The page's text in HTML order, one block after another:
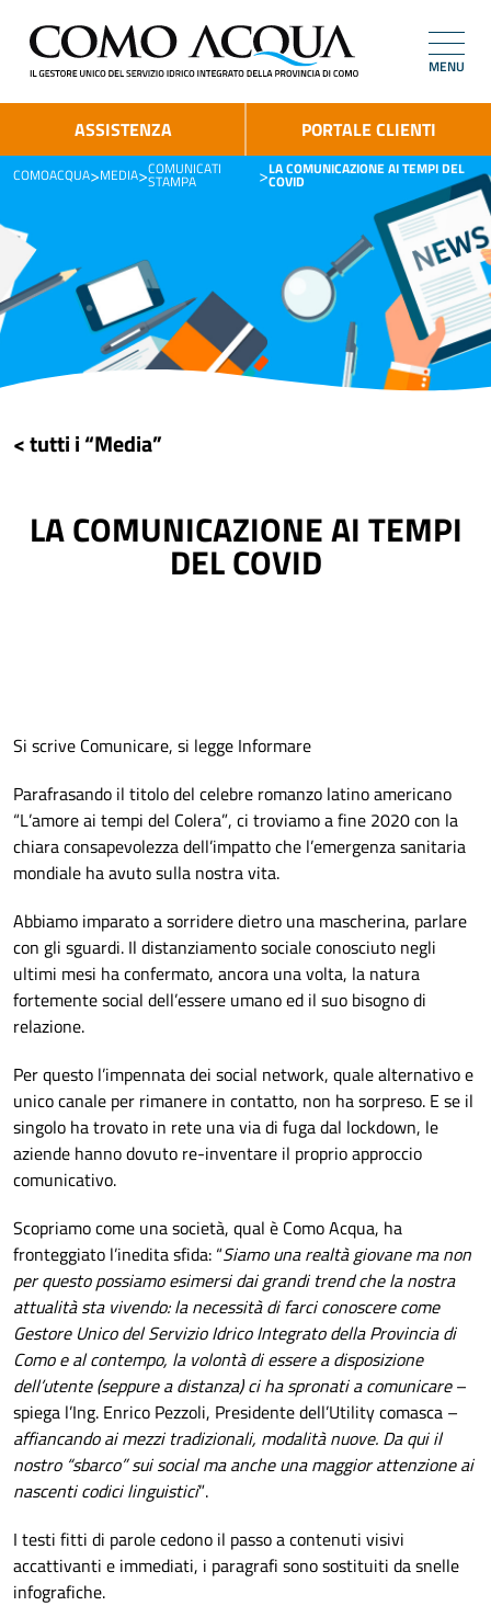
MENU
ASSISTENZA PORTALE CLIENTI
COMOACQUA>MEDIA>COMUNICATI
STAMPA >LA COMUNICAZIONE AI TEMPI DEL
COVID
< tutti i “Media”
LA COMUNICAZIONE AI TEMPI
DEL COVID
Si scrive Comunicare, si legge Informare
Parafrasando il titolo del celebre romanzo latino americano
“L’amore ai tempi del Colera”, ci troviamo a fine 2020 con la
chiara consapevolezza dell’impatto che l’emergenza sanitaria
mondiale ha avuto sulla nostra vita.
Abbiamo imparato a sorridere dietro una mascherina, parlare
con gli sguardi. Il distanziamento sociale conosciuto negli
ultimi mesi ha confermato, ancora una volta, la natura
fortemente social dell’essere umano ed il suo bisogno di
relazione.
Per questo l’impennata dei social network, quale alternativo e
unico canale per rimanere in contatto, non ha sorpreso. E se il
singolo ha trovato in rete una via di fuga dal lockdown, le
aziende hanno dovuto re-inventare il proprio approccio
comunicativo.
Scopriamo come una società, qual è Como Acqua, ha
fronteggiato l’inedita sfida: “Siamo una realtà giovane ma non
per questo possiamo esimersi dai grandi trend che la nostra
attualità sta vivendo: la necessità di farci conoscere come
Gestore Unico del Servizio Idrico Integrato della Provincia di
Como e al contempo, la volontà di essere a disposizione
dell’utente (seppure a distanza) ci ha spronati a comunicare–
spiega l’Ing. Enrico Pezzoli, Presidente dell’Utility comasca –
affiancando ai mezzi tradizionali, modalità nuove. Da qui il
nostro “sbarco” sui social ma anche una maggior attenzione ai
nascenti codici linguistici”.
I testi fitti di parole cedono il passo a contenuti visivi
accattivanti e immediati, i paragrafi sono sostituiti da snelle
infografiche.